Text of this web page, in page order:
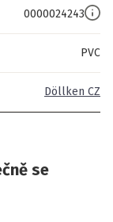
0000024243
PVC
Döllken CZ
se